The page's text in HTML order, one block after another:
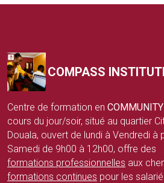
COMPASS
Centre de formation en
cours du jour/soir, situé au quartier
Douala, ouvert de lundi à Vendredi à
Samedi de 9h00 à 12h00, offre des
formations professionnelles aux
formations continues pour les